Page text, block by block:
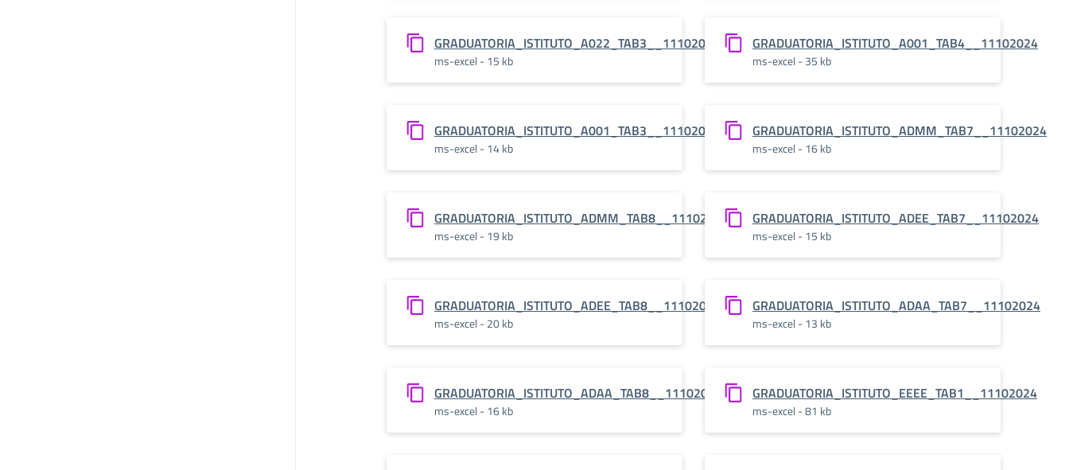
GRADUATORIA_ISTITUTO_A022_TAB3__11102024
ms-excel - 15 kb
GRADUATORIA_ISTITUTO_A001_TAB4__11102024
ms-excel - 35 kb
GRADUATORIA_ISTITUTO_A001_TAB3__11102024
ms-excel - 14 kb
GRADUATORIA_ISTITUTO_ADMM_TAB7__11102024
ms-excel - 16 kb
GRADUATORIA_ISTITUTO_ADMM_TAB8__11102024
ms-excel - 19 kb
GRADUATORIA_ISTITUTO_ADEE_TAB7__11102024
ms-excel - 15 kb
GRADUATORIA_ISTITUTO_ADEE_TAB8__11102024
ms-excel - 20 kb
GRADUATORIA_ISTITUTO_ADAA_TAB7__11102024
ms-excel - 13 kb
GRADUATORIA_ISTITUTO_ADAA_TAB8__11102024
ms-excel - 16 kb
GRADUATORIA_ISTITUTO_EEEE_TAB1__11102024
ms-excel - 81 kb